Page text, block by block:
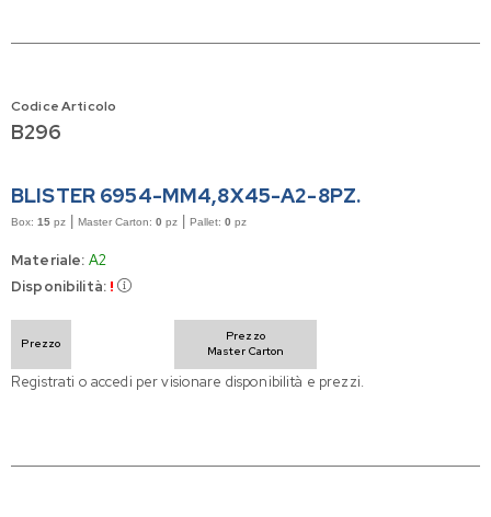
Codice Articolo
B296
BLISTER 6954-MM4,8X45-A2-8PZ.
Box: 15 pz Master Carton: 0 pz Pallet: 0 pz
Materiale: A2
Disponibilità: !
Prezzo
Prezzo
Master Carton
Registrati o accedi per visionare disponibilità e prezzi.